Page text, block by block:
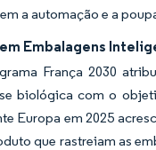
a automação e a
Embalagens
França 2030
biológica com o
Europa em 2025
que rastreiam as